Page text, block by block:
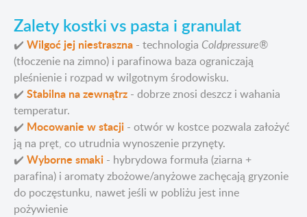
Zalety kostki vs pasta i granulat
✔️ Wilgoć jej niestraszna - technologia Coldpressure®
(tłoczenie na zimno) i parafinowa baza ograniczają
pleśnienie i rozpad w wilgotnym środowisku.
✔️ Stabilna na zewnątrz - dobrze znosi deszcz i wahania
temperatur.
✔️ Mocowanie w stacji - otwór w kostce pozwala założyć
ją na pręt, co utrudnia wynoszenie przynęty.
✔️ Wyborne smaki - hybrydowa formuła (ziarna +
parafina) i aromaty zbożowe/anyżowe zachęcają gryzonie
do poczęstunku, nawet jeśli w pobliżu jest inne
pożywienie